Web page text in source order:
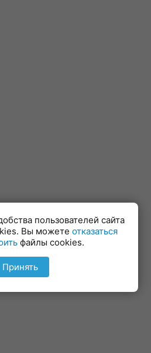
пользователей сайта
Вы можете отказаться
файлы cookies.
Принять